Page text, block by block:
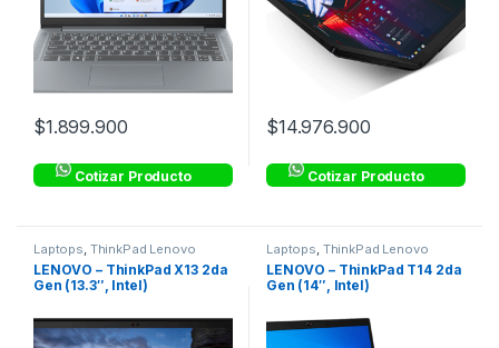
$1.899.900
Cotizar Producto
$14.976.900
Cotizar Producto
Laptops, ThinkPad Lenovo
Corporativo
LENOVO – ThinkPad X13 2da
Gen (13.3″, Intel)
Laptops, ThinkPad Lenovo
Corporativo
LENOVO – ThinkPad T14 2da
Gen (14″, Intel)